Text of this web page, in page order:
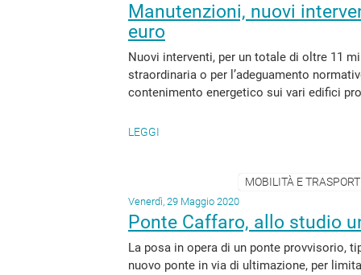
Manutenzioni, nuovi
euro
Nuovi interventi, per un totale di oltre 11
straordinaria o per l’adeguamento
contenimento energetico sui vari edifici
LEGGI
MOBILITÀ E
Venerdì, 29 Maggio 2020
Ponte Caffaro, allo studio
La posa in opera di un ponte provvisorio,
nuovo ponte in via di ultimazione, per